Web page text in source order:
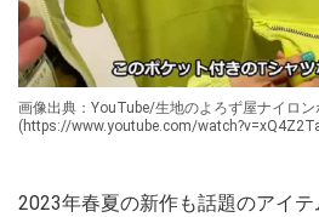
画像出典：YouTube/生地のよろず屋ナイロ
(https://www.youtube.com/
2023年春夏の新作も話題のアイ